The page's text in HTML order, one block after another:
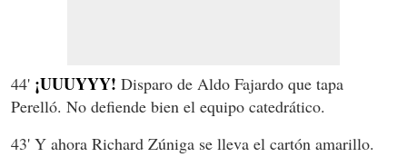
44' ¡UUUYYY! Disparo de Aldo Fajardo que tapa
Perelló. No defiende bien el equipo catedrático.
43' Y ahora Richard Zúniga se lleva el cartón amarillo.